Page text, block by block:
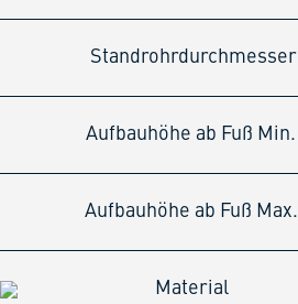
Standrohrdurchmesser
Aufbauhöhe ab Fuß Min.
Aufbauhöhe ab Fuß Max.
Material